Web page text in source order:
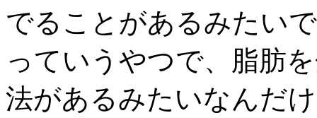
でることがあるみたい
っていうやつで、脂肪
法があるみたいなんだ